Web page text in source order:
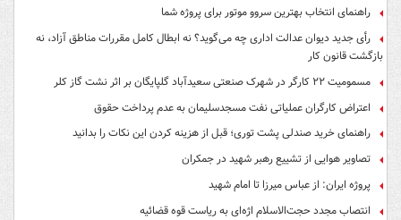
راهنمای انتخاب بهترین سروو موتور برای پروژه شما
رأی جدید دیوان عدالت اداری چه می‌گوید؟ نه ابطال کامل مقررات مناطق آزاد، نه
بازگشت قانون کار
مسمومیت ۲۲ کارگر در شهرک صنعتی سعیدآباد گلپایگان بر اثر نشت گاز کلر
اعتراض کارگران عملیاتی نفت مسجدسلیمان به عدم پرداخت حقوق
راهنمای خرید صندلی پشت توری؛ قبل از هزینه کردن این نکات را بدانید
تصاویر هوایی از تشییع رهبر شهید در جمکران
پروژه ایران: از عباس میرزا تا امام شهید
انتصاب مجدد حجت‌الاسلام اژه‌ای به ریاست قوه‌ قضائیه